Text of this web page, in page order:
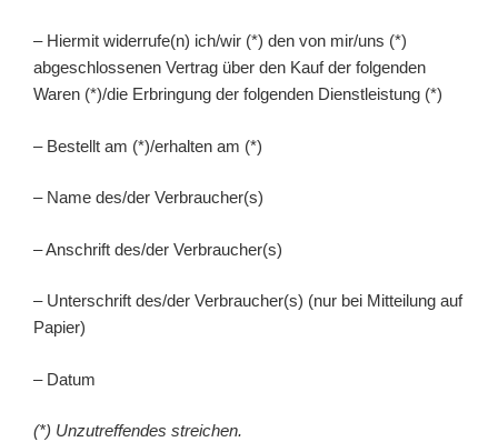
– Hiermit widerrufe(n) ich/wir (*) den von mir/uns (*)
abgeschlossenen Vertrag über den Kauf der folgenden
Waren (*)/die Erbringung der folgenden Dienstleistung (*)
– Bestellt am (*)/erhalten am (*)
– Name des/der Verbraucher(s)
– Anschrift des/der Verbraucher(s)
– Unterschrift des/der Verbraucher(s) (nur bei Mitteilung auf
Papier)
– Datum
(*) Unzutreffendes streichen.